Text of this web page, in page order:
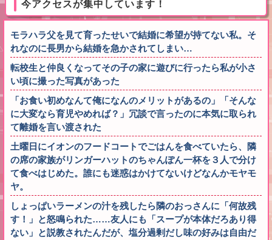
今アクセスが集中しています！
モラハラ父を見て育ったせいで結婚に希望が持てない私。そ
れなのに長男から結婚を急かされてしまい…
転校生と仲良くなってその子の家に遊びに行ったら私が小さ
い頃に撮った写真があった
「お食い初めなんて俺になんのメリットがあるの」「そんな
に大変なら育児やめれば？」冗談で言ったのに本気に取られ
て離婚を言い渡された
土曜日にイオンのフードコートでごはんを食べていたら、隣
の席の家族がリンガーハットのちゃんぽん一杯を３人で分け
て食べはじめた。誰にも迷惑はかけてないけどなんかモヤモ
ヤ。
しょっぱいラーメンの汁を残したら隣のおっさんに「何故残
す！」と怒鳴られた……友人にも「スープが本体だろあり得
ない」と説教されたんだが、塩分過剰だし味の好みは自由だ